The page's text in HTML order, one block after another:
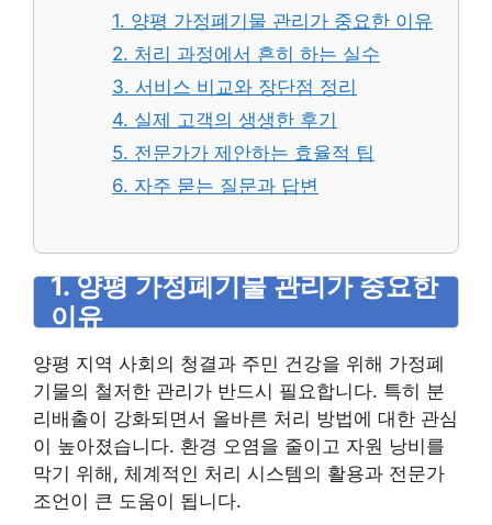
1. 양평 가정폐기물 관리가 중요한 이유
2. 처리 과정에서 흔히 하는 실수
3. 서비스 비교와 장단점 정리
4. 실제 고객의 생생한 후기
5. 전문가가 제안하는 효율적 팁
6. 자주 묻는 질문과 답변
1. 양평 가정폐기물 관리가 중요한
이유
양평 지역 사회의 청결과 주민 건강을 위해 가정폐
기물의 철저한 관리가 반드시 필요합니다. 특히 분
리배출이 강화되면서 올바른 처리 방법에 대한 관심
이 높아졌습니다. 환경 오염을 줄이고 자원 낭비를
막기 위해, 체계적인 처리 시스템의 활용과 전문가
조언이 큰 도움이 됩니다.